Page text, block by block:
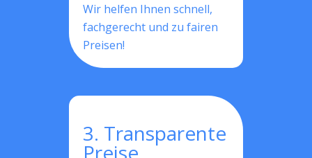
Wir helfen Ihnen schnell,
fachgerecht und zu fairen
Preisen!
3. Transparente
Preise